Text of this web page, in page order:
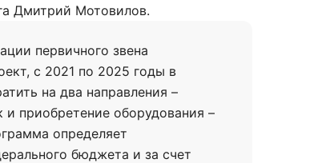
Дмитрий Мотовилов.
первичного звена
с 2021 по 2025 годы в
на два направления –
приобретение оборудования –
определяет
бюджета и за счет